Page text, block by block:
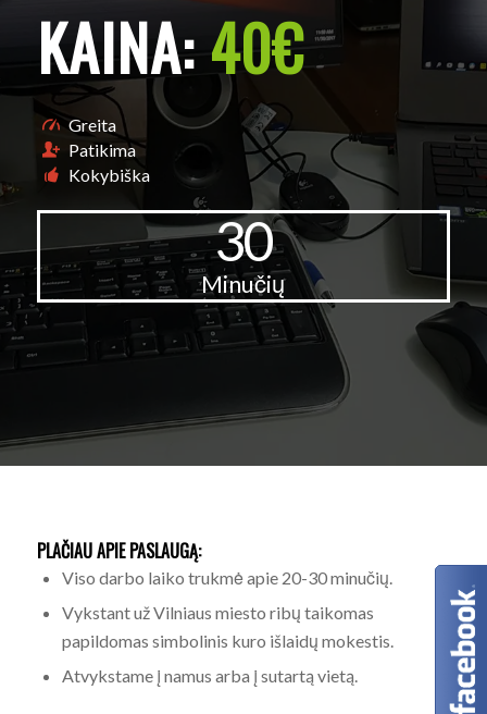
KAINA:40€
Greita
Patikima
Kokybiška
30
Minučių
PLAČIAU APIE PASLAUGĄ:
Viso darbo laiko trukmė apie 20-30 minučių.
Vykstant už Vilniaus miesto ribų taikomas
papildomas simbolinis kuro išlaidų mokestis.
Atvykstame į namus arba į sutartą vietą.